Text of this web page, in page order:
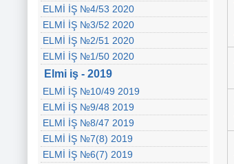
ELMİ İŞ №4/53 2020
ELMİ İŞ №3/52 2020
ELMİ İŞ №2/51 2020
ELMİ İŞ №1/50 2020
Elmi iş - 2019
ELMİ İŞ №10/49 2019
ELMİ İŞ №9/48 2019
ELMİ İŞ №8/47 2019
ELMİ İŞ №7(8) 2019
ELMİ İŞ №6(7) 2019